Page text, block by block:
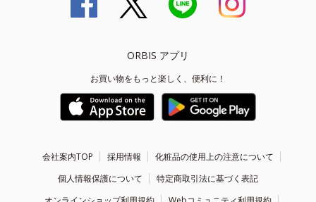
ORBIS アプリ
お買い物をもっと楽しく、便利に！
会社案内TOP 採用情報
化粧品の使用上の注意について
個人情報保護について
特定商取引法に基づく表記